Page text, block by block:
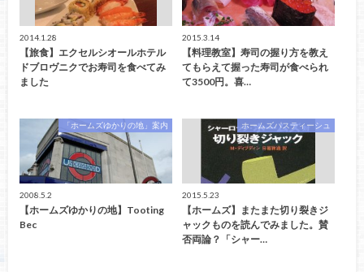
2014.1.28
【旅食】エクセルシオールホテル
ドブロヴニクでお寿司を食べてみ
ました
2015.3.14
【料理教室】寿司の握り方を教え
てもらえて握った寿司が食べられ
て3500円。喜…
「ホームズゆかりの地」案内
2008.5.2
【ホームズゆかりの地】Tooting
Bec
ホームズパスティーシュ
2015.5.23
【ホームズ】またまた切り裂きジ
ャックものを読んでみました。賛
否両論？「シャー…